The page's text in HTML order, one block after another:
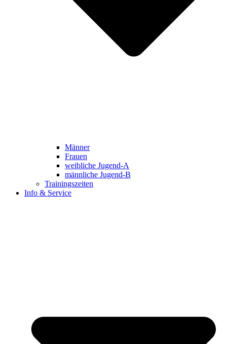
Männer
Frauen
weibliche Jugend-A
männliche Jugend-B
Trainingszeiten
Info & Service